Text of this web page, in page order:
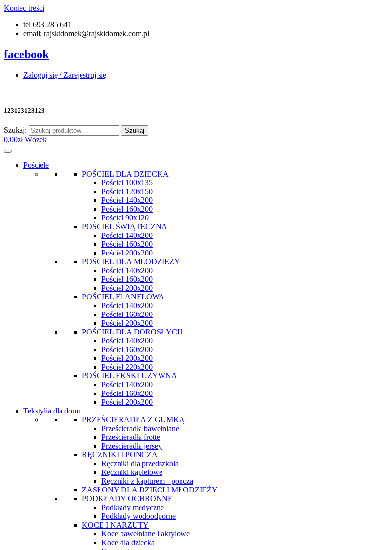
Koniec treści
tel 693 285 641
email: rajskidomek@rajskidomek.com.pl
facebook
Zaloguj się / Zarejestruj się
123123123123
Szukaj: Szukaj
0,00zł Wózek
Pościele
POŚCIEL DLA DZIECKA
Pościel 100x135
Pościel 120x150
Pościel 140x200
Pościel 160x200
Pościel 90x120
POŚCIEL ŚWIĄTECZNA
Pościel 140x200
Pościel 160x200
Pościel 200x200
POŚCIEL DLA MŁODZIEŻY
Pościel 140x200
Pościel 160x200
Pościel 200x200
POŚCIEL FLANELOWA
Pościel 140x200
Pościel 160x200
Pościel 200x200
POŚCIEL DLA DOROSŁYCH
Pościel 140x200
Pościel 160x200
Pościel 200x200
Pościel 220x200
POŚCIEL EKSKLUZYWNA
Pościel 140x200
Pościel 160x200
Pościel 200x200
Tekstylia dla domu
PRZEŚCIERADŁA Z GUMKĄ
Prześcieradła bawełniane
Prześcieradła frotte
Prześcieradła jersey
RĘCZNIKI I PONCZA
Ręczniki dla przedszkola
Ręczniki kąpielowe
Ręczniki z kapturem - poncza
ZASŁONY DLA DZIECI I MŁODZIEŻY
PODKŁADY OCHRONNE
Podkłady medyczne
Podkłady wodoodporne
KOCE I NARZUTY
Koce bawełniane i akrylowe
Koce dla dziecka